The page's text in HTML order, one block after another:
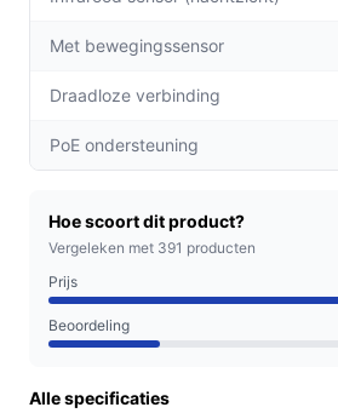
Intelligente
automatisch beweging
gebeurt.
Voor welke doelgroep?
kleine bedrijven die op zoek zijn
en gebruiksvriendelijke
gaat om uw woning, tuin of
voor gemoedsrust.
Wat maakt de Ezviz H8C uniek in
Met bewegingssensor
Draadloze verbinding
PoE ondersteuning
Hoe scoort dit product?
Vergeleken met 391 producten
Prijs
Beoordeling
Alle specificaties